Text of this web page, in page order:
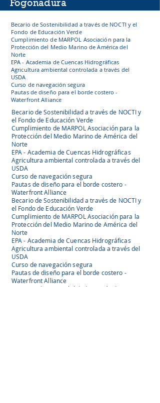
Fogonadura
Becario de Sostenibilidad a través de NOCTI y el
Fondo de Educación Verde
Cumplimiento de MARPOL Asociación para la
Protección del Medio Marino de América del
Norte
EPA - Academia de Cuencas Hidrográficas
Agricultura ambiental controlada a través del
USDA
Curso de navegación segura
Pautas de diseño para el borde costero -
Waterfront Alliance
Becario de Sostenibilidad a través de NOCTI y
el Fondo de Educación Verde
Cumplimiento de MARPOL Asociación para la
Protección del Medio Marino de América del
Norte
EPA - Academia de Cuencas Hidrográficas
Agricultura ambiental controlada a través del
USDA
Curso de navegación segura
Pautas de diseño para el borde costero -
Waterfront Alliance
Becario de Sostenibilidad a través de NOCTI y
el Fondo de Educación Verde
Cumplimiento de MARPOL Asociación para la
Protección del Medio Marino de América del
Norte
EPA - Academia de Cuencas Hidrográficas
Agricultura ambiental controlada a través del
USDA
Curso de navegación segura
Pautas de diseño para el borde costero -
Waterfront Alliance
Becario de Sostenibilidad a través de NOCTI y